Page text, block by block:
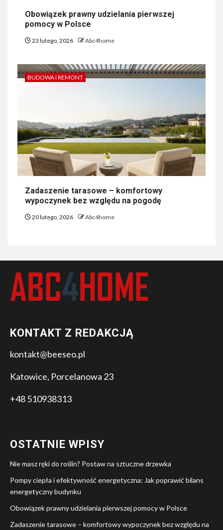
Obowiązek prawny udzielania pierwszej
pomocy w Polsce
23 lutego, 2026 Abc4home
BUDOWA I REMONT
Zadaszenie tarasowe – komfortowy
wypoczynek bez względu na pogodę
20 lutego, 2026 Abc4home
KONTAKT Z REDAKCJĄ
kontakt@beeseo.pl
Katowice, Porcelanowa 23
+48 510938313
OSTATNIE WPISY
Nie masz ręki do roślin? Postaw na sztuczne drzewka
Pompy ciepła i efektywność energetyczna: Jak poprawić bilans
energetyczny budynku
Obowiązek prawny udzielania pierwszej pomocy w Polsce
Zadaszenie tarasowe – komfortowy wypoczynek bez względu na